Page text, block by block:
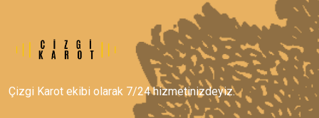
Çizgi Karot ekibi olarak 7/24 hizmetinizdeyiz.